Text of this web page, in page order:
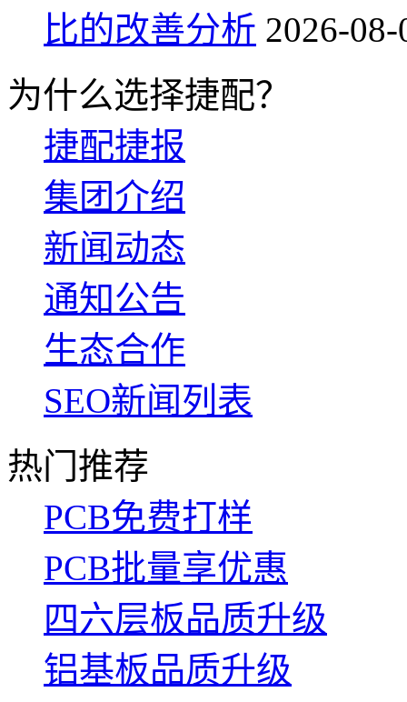
比的改善分析 2026-
为什么选择捷配？
捷配捷报
集团介绍
新闻动态
通知公告
生态合作
SEO新闻列表
热门推荐
PCB免费打样
PCB批量享优惠
四六层板品质升级
铝基板品质升级